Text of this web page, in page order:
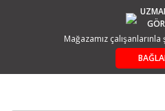
Mağazamız çalışanlarınla